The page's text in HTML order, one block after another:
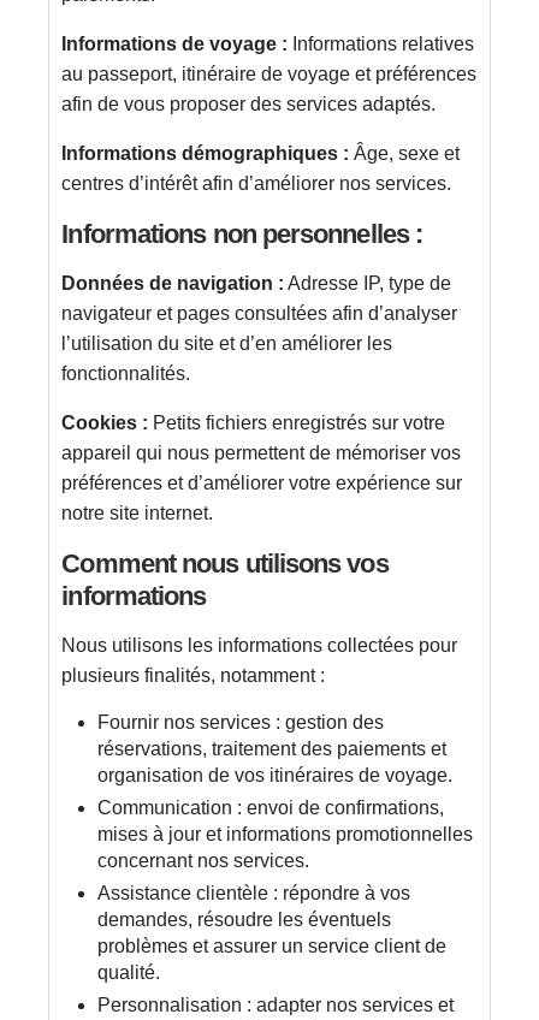
Informations de voyage : Informations relatives
au passeport, itinéraire de voyage et préférences
afin de vous proposer des services adaptés.
Informations démographiques : Âge, sexe et
centres d’intérêt afin d’améliorer nos services.
Informations non personnelles :
Données de navigation : Adresse IP, type de
navigateur et pages consultées afin d’analyser
l’utilisation du site et d’en améliorer les
fonctionnalités.
Cookies : Petits fichiers enregistrés sur votre
appareil qui nous permettent de mémoriser vos
préférences et d’améliorer votre expérience sur
notre site internet.
Comment nous utilisons vos
informations
Nous utilisons les informations collectées pour
plusieurs finalités, notamment :
Fournir nos services : gestion des
réservations, traitement des paiements et
organisation de vos itinéraires de voyage.
Communication : envoi de confirmations,
mises à jour et informations promotionnelles
concernant nos services.
Assistance clientèle : répondre à vos
demandes, résoudre les éventuels
problèmes et assurer un service client de
qualité.
Personnalisation : adapter nos services et